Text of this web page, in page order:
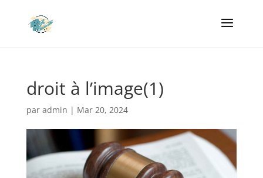
droit à l’image(1)
par admin | Mar 20, 2024